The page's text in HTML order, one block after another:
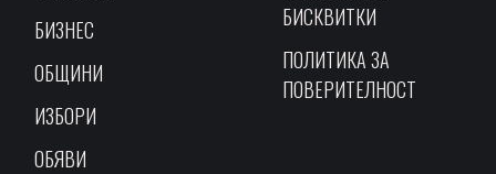
БИЗНЕС
ОБЩИНИ
ИЗБОРИ
ОБЯВИ
БИСКВИТКИ
ПОЛИТИКА ЗА
ПОВЕРИТЕЛНОСТ